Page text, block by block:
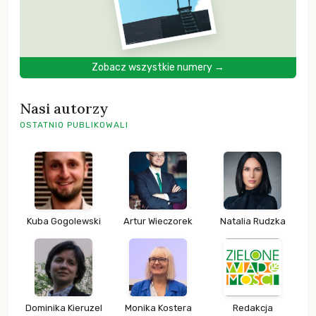
Zobacz wszystkie numery →
Nasi autorzy
OSTATNIO PUBLIKOWALI
Kuba Gogolewski Artur Wieczorek Natalia Rudzka
Dominika Kieruzel Monika Kostera Redakcja